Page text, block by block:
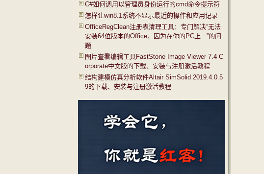
C#如何调用以管理员身份运行的cmd命令提示符
怎样让win8.1系统不显示最近的操作和应用记录
OfficeRegClean注册表清理工具：专门解决“无法
安装64位版本的Office，因为在你的PC上...”的问
题
图片查看编辑工具FastStone Image Viewer 7.4 C
orporate中文版的下载、安装与注册激活教程
结构建模仿真分析软件Altair SimSolid 2019.4.0.5
9的下载、安装与注册激活教程